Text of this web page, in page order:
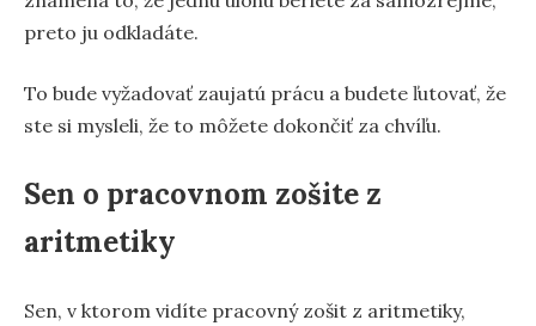
preto ju odkladáte.
To bude vyžadovať zaujatú prácu a budete ľutovať, že
ste si mysleli, že to môžete dokončiť za chvíľu.
Sen o pracovnom zošite z
aritmetiky
Sen, v ktorom vidíte pracovný zošit z aritmetiky,